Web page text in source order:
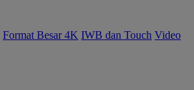
Format Besar 4K IWB dan Touch Video